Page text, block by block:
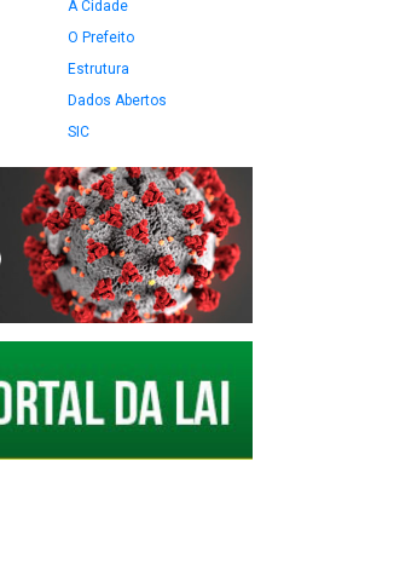
A Cidade
O Prefeito
Estrutura
Dados Abertos
SIC